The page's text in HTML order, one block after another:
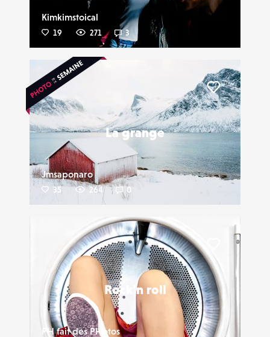
Kimkimstoical
19 271 3
La grange
Jmsaponaro
35 264 0
Liker
Rock'n roll
PH fait des PHotos